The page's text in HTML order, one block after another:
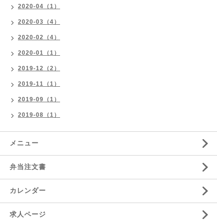
2020-04（1）
2020-03（4）
2020-02（4）
2020-01（1）
2019-12（2）
2019-11（1）
2019-09（1）
2019-08（1）
メニュー
弁当注文書
カレンダー
求人ページ